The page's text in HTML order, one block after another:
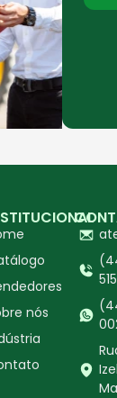
nós